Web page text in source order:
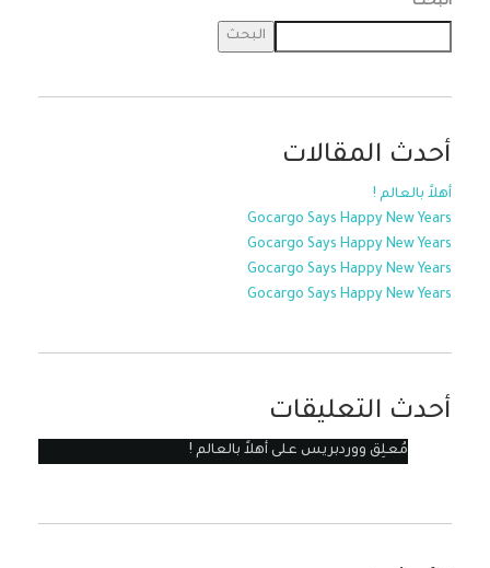
البحث
أحدث المقالات
أهلاً بالعالم !
Gocargo Says Happy New Years
Gocargo Says Happy New Years
Gocargo Says Happy New Years
Gocargo Says Happy New Years
أحدث التعليقات
مُعلِق ووردبريس على أهلاً بالعالم !